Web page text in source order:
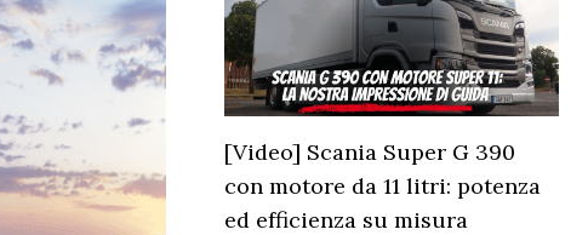
[Video] Scania Super G 390
con motore da 11 litri: potenza
ed efficienza su misura